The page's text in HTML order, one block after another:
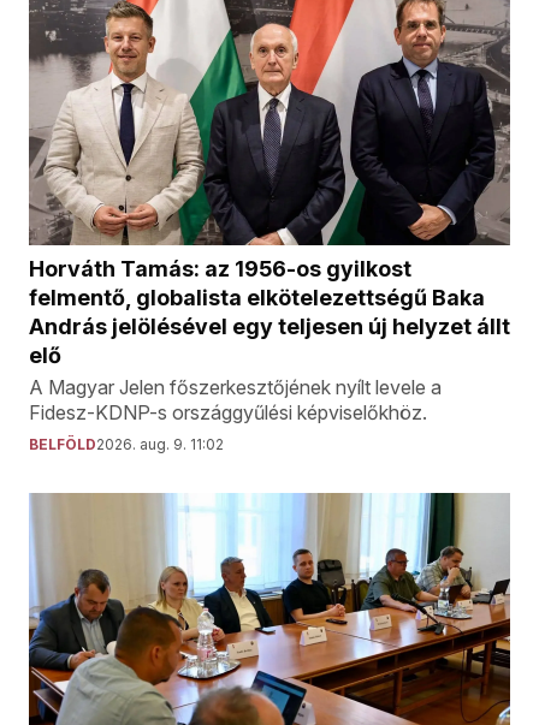
Horváth Tamás: az 1956-os gyilkost
felmentő, globalista elkötelezettségű Baka
András jelölésével egy teljesen új helyzet állt
elő
A Magyar Jelen főszerkesztőjének nyílt levele a
Fidesz-KDNP-s országgyűlési képviselőkhöz.
BELFÖLD2026. aug. 9. 11:02